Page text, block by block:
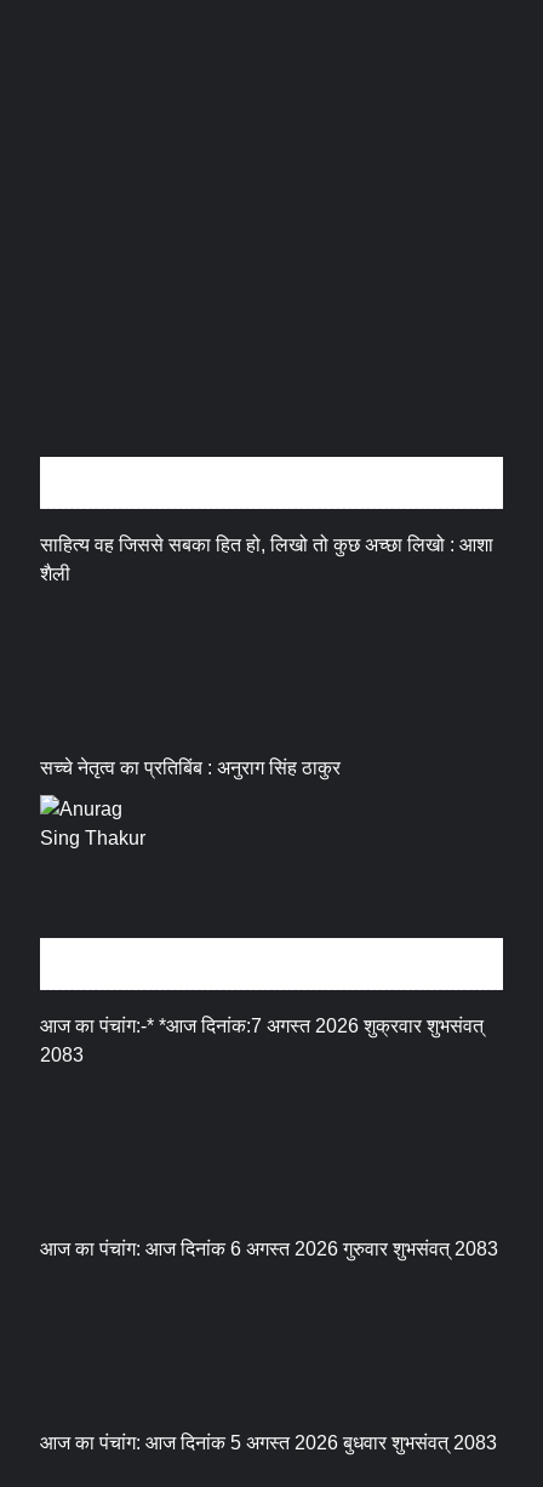
साहित्य वह जिससे सबका हित हो, लिखो तो कुछ अच्छा लिखो : आशा
शैली
सच्चे नेतृत्व का प्रतिबिंब : अनुराग सिंह ठाकुर
आज का पंचांग:-* *आज दिनांक:7 अगस्त 2026 शुक्रवार शुभसंवत्
2083
आज का पंचांग: आज दिनांक 6 अगस्त 2026 गुरुवार शुभसंवत् 2083
आज का पंचांग: आज दिनांक 5 अगस्त 2026 बुधवार शुभसंवत् 2083